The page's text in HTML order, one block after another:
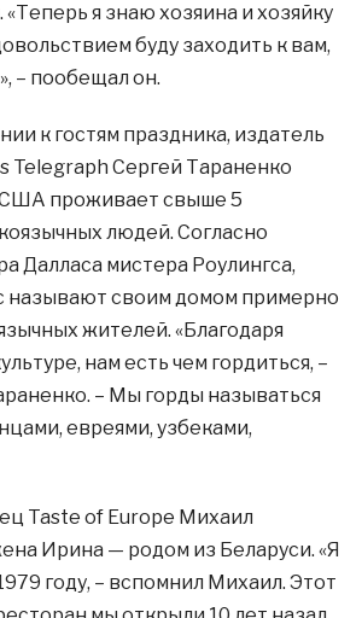
«Теперь я знаю хозяина и хозяйку
буду заходить к вам,
– пообещал он.
к гостям праздника, издатель
Telegraph Сергей Тараненко
США проживает свыше 5
людей. Согласно
Далласа мистера Роулингса,
называют своим домом примерно
жителей. «Благодаря
нам есть чем гордиться, –
– Мы горды называться
евреями, узбеками,
Taste of Europe Михаил
Ирина — родом из Беларуси. «Я
году, – вспомнил Михаил. Этот